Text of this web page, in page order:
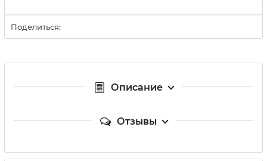
Поделиться:
Описание
Отзывы